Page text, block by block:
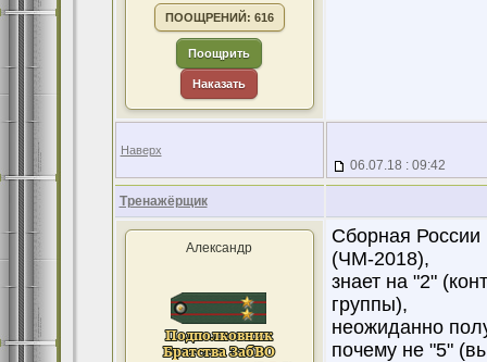
ПООЩРЕНИЙ: 616
Поощрить
Наказать
Наверх
06.07.18 : 09:42
Тренажёрщик
Александр
Сборная России
(ЧМ-2018),
знает на "2"
группы),
неожиданно
почему не "5"